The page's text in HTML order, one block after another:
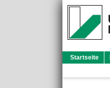
Startseite